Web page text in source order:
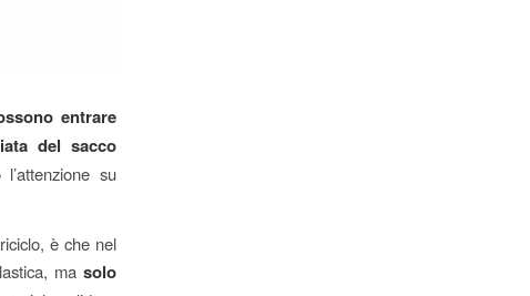
entrare
del sacco
su
è che nel
ma solo